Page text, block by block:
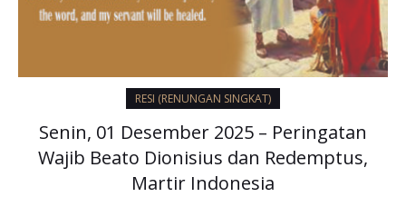
RESI (RENUNGAN SINGKAT)
Senin, 01 Desember 2025 – Peringatan
Wajib Beato Dionisius dan Redemptus,
Martir Indonesia